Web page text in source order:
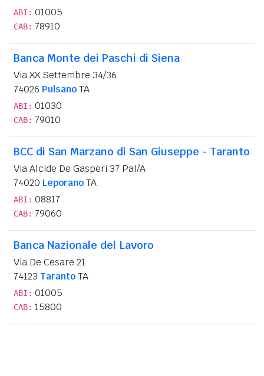
ABI: 01005
CAB: 78910
Banca Monte dei Paschi di Siena
Via XX Settembre 34/36
74026 PulsanoTA
ABI: 01030
CAB: 79010
BCC di San Marzano di San Giuseppe - Taranto
Via Alcide De Gasperi 37 Pal/A
74020 LeporanoTA
ABI: 08817
CAB: 79060
Banca Nazionale del Lavoro
Via De Cesare 21
74123 TarantoTA
ABI: 01005
CAB: 15800